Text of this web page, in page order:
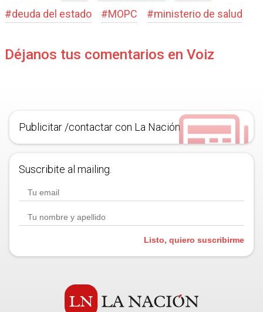
#deuda del estado #MOPC #ministerio de salud
Déjanos tus comentarios en Voiz
Publicitar /contactar con La Nación
Suscribite al mailing.
Listo, quiero suscribirme